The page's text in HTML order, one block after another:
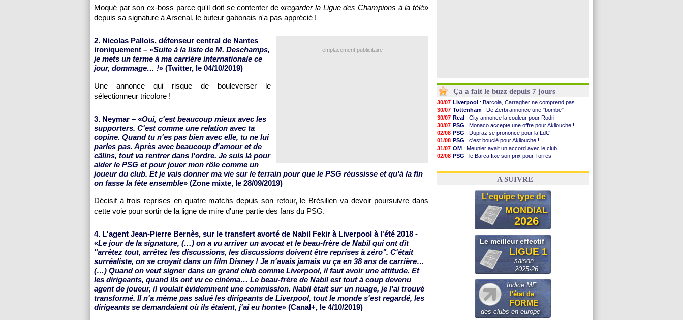
Moqué par son ex-boss parce qu'il doit se contenter de «regarder la Ligue des Champions à la télé»
depuis sa signature à Arsenal, le buteur gabonais n'a pas apprécié !
emplacement publicitaire
2. Nicolas Pallois, défenseur central de Nantes
ironiquement – «Suite à la liste de M. Deschamps,
je mets un terme à ma carrière internationale ce
jour, dommage… !» (Twitter, le 04/10/2019)
Une annonce qui risque de bouleverser le
sélectionneur tricolore !
3. Neymar – «Oui, c'est beaucoup mieux avec les
supporters. C'est comme une relation avec ta
copine. Quand tu n'es pas bien avec elle, tu ne lui
parles pas. Après avec beaucoup d'amour et de
câlins, tout va rentrer dans l'ordre. Je suis là pour
aider le PSG et pour jouer mon rôle comme un
joueur du club. Et je vais donner ma vie sur le terrain pour que le PSG réussisse et qu'à la fin
on fasse la fête ensemble» (Zone mixte, le 28/09/2019)
Décisif à trois reprises en quatre matchs depuis son retour, le Brésilien va devoir poursuivre dans
cette voie pour sortir de la ligne de mire d'une partie des fans du PSG.
4. L'agent Jean-Pierre Bernès, sur le transfert avorté de Nabil Fekir à Liverpool à l'été 2018 -
«Le jour de la signature, (…) on a vu arriver un avocat et le beau-frère de Nabil qui ont dit
"arrêtez tout, arrêtez les discussions, les discussions doivent être reprises à zéro". C'était
surréaliste, on se croyait dans un film Disney ! Je n'avais jamais vu ça en 38 ans de carrière…
(…) Quand on veut signer dans un grand club comme Liverpool, il faut avoir une attitude. Et
les dirigeants, quand ils ont vu ce cinéma… Le beau-frère de Nabil est tout à coup devenu
agent de joueur, il voulait évidemment une commission. Nabil était sur un nuage, je l'ai trouvé
transformé. Il n'a même pas salué les dirigeants de Liverpool, tout le monde s'est regardé, les
dirigeants se demandaient où ils étaient, j'ai eu honte» (Canal+, le 4/10/2019)
Ça a fait le buzz depuis 7 jours
30/07 Liverpool : Barcola, Carragher ne comprend pas
30/07 Tottenham : De Zerbi annonce une "bombe"
30/07 Real : City annonce la couleur pour Rodri
30/07 PSG : Monaco accepte une offre pour Akliouche !
02/08 PSG : Dupraz se prononce pour la LdC
01/08 PSG : c'est bouclé pour Akliouche !
31/07 OM : Meunier avait un accord avec le club
02/08 PSG : le Barça fixe son prix pour Torres
01/08 Barça: Torres souhaite rejoindre le PSG !
A SUIVRE
L'equipe type de
MONDIAL
2026
Le meilleur effectif
LIGUE 1
saison
2025-26
Indice MF :
l'état de
FORME
des clubs en europe